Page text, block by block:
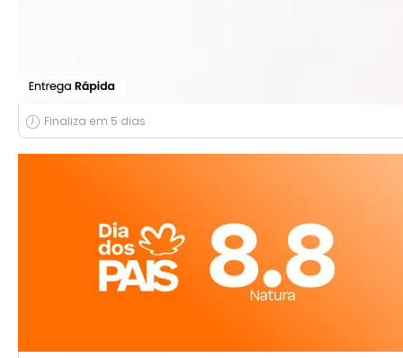
Finaliza em 5 dias